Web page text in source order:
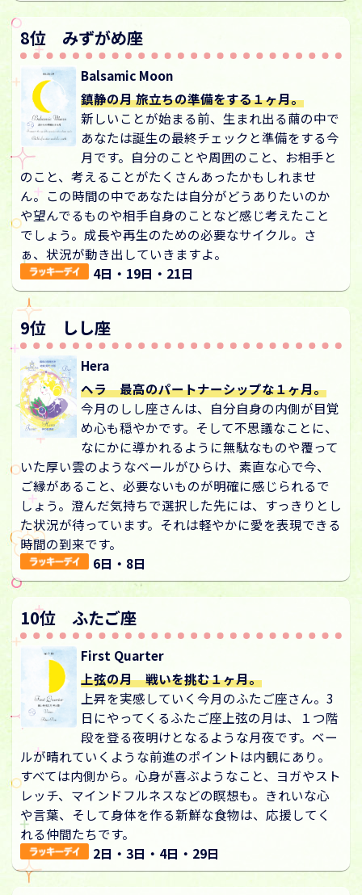
8位 みずがめ座
Balsamic Moon
鎮静の月 旅立ちの準備をする１ヶ月。
新しいことが始まる前、生まれ出る繭の中で
あなたは誕生の最終チェックと準備をする今
月です。自分のことや周囲のこと、お相手と
のこと、考えることがたくさんあったかもしれませ
ん。この時間の中であなたは自分がどうありたいのか
や望んでるものや相手自身のことなど感じ考えたこと
でしょう。成長や再生のための必要なサイクル。さ
ぁ、状況が動き出していきますよ。
4日・19日・21日
9位 しし座
Hera
ヘラ 最高のパートナーシップな１ヶ月。
今月のしし座さんは、自分自身の内側が目覚
め心も穏やかです。そして不思議なことに、
なにかに導かれるように無駄なものや覆って
いた厚い雲のようなベールがひらけ、素直な心で今、
ご縁があること、必要ないものが明確に感じられるで
しょう。澄んだ気持ちで選択した先には、すっきりとし
た状況が待っています。それは軽やかに愛を表現できる
時間の到来です。
6日・8日
10位 ふたご座
First Quarter
上弦の月 戦いを挑む１ヶ月。
上昇を実感していく今月のふたご座さん。3
日にやってくるふたご座上弦の月は、１つ階
段を登る夜明けとなるような月夜です。ベー
ルが晴れていくような前進のポイントは内観にあり。
すべては内側から。心身が喜ぶようなこと、ヨガやスト
レッチ、マインドフルネスなどの瞑想も。きれいな心
や言葉、そして身体を作る新鮮な食物は、応援してく
れる仲間たちです。
2日・3日・4日・29日